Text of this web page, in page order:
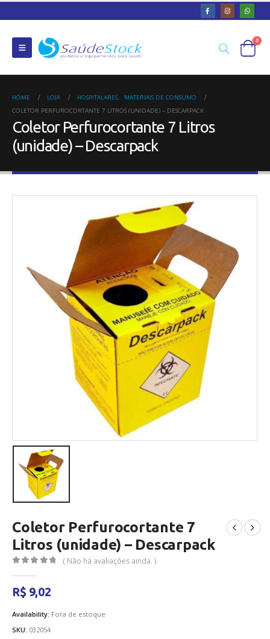
0
HOME LOJA HOSPITALARES,
MATERIAIS DE CONSUMO
COLETOR PERFUROCORTANTE 7 LITROS (UNIDADE) – DESCARPACK
Coletor Perfurocortante 7 Litros
(unidade) – Descarpack
Coletor Perfurocortante 7
Litros (unidade) – Descarpack
( Não há avaliações ainda. )
R$ 9,02
Availability: Fora de estoque
SKU: 032054